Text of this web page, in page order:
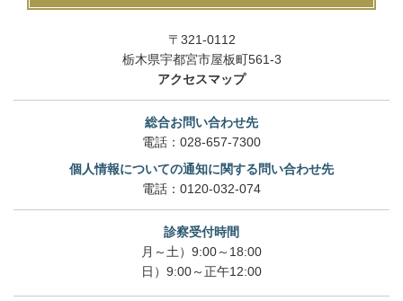
〒321-0112
栃木県宇都宮市屋板町561-3
アクセスマップ
総合お問い合わせ先
電話： 028-657-7300
個人情報についての通知に関する問い合わせ先
電話： 0120-032-074
診察受付時間
月～土）9:00～18:00
日）9:00～正午12:00